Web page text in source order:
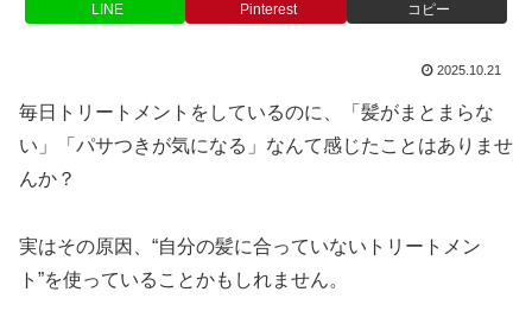
LINE Pinterest コピー
2025.10.21
毎日トリートメントをしているのに、「髪がまとまらな
い」「パサつきが気になる」なんて感じたことはありませ
んか？
実はその原因、“自分の髪に合っていないトリートメン
ト”を使っていることかもしれません。